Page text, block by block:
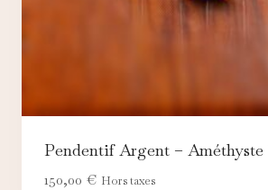
Pendentif Argent – Améthyste
150,00 € Hors taxes